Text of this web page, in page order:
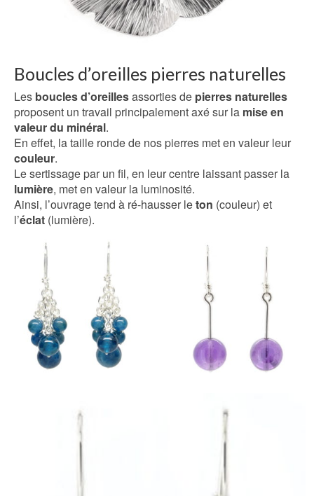
Boucles d’oreilles pierres naturelles
Les boucles d’oreillesassorties de pierres naturelles
proposent un travail principalement axé sur la mise en
valeur du minéral.
En effet, la taille ronde de nos pierres met en valeur leur
couleur.
Le sertissage par un fil, en leur centre laissant passer la
lumière, met en valeur la luminosité.
Ainsi, l’ouvrage tend à ré-hausser leton (couleur) et
l’éclat (lumière).